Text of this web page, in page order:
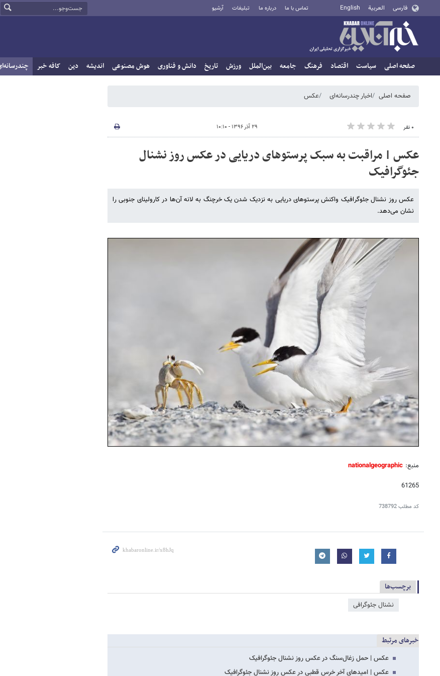
فارسی العربية English تماس با ما درباره ما تبلیغات آرشیو
صفحه اصلی سیاست اقتصاد فرهنگ جامعه بین‌الملل ورزش تاریخ دانش و فناوری هوش مصنوعی اندیشه دین کافه خبر
صفحه اصلی اخبار چندرسانه‌ای عکس
۰ نفر ۲۹ آذر ۱۳۹۶ - ۱۰:۱۰
عکس | مراقبت به سبک پرستوهای دریایی در عکس روز نشنال
جئوگرافیک
عکس روز نشنال جئوگرافیک واکنش پرستوهای دریایی به نزدیک شدن یک خرچنگ به لانه آن‌ها در کارولینای جنوبی را
نشان می‌دهد.
منبع: nationalgeographic
61265
کد مطلب738792
برچسب‌ها
نشنال جئوگرافی
خبرهای مرتبط
عکس | حمل زغال‌سنگ در عکس روز نشنال جئوگرافیک
عکس | امیدهای آخر خرس قطبی در عکس روز نشنال جئوگرافیک